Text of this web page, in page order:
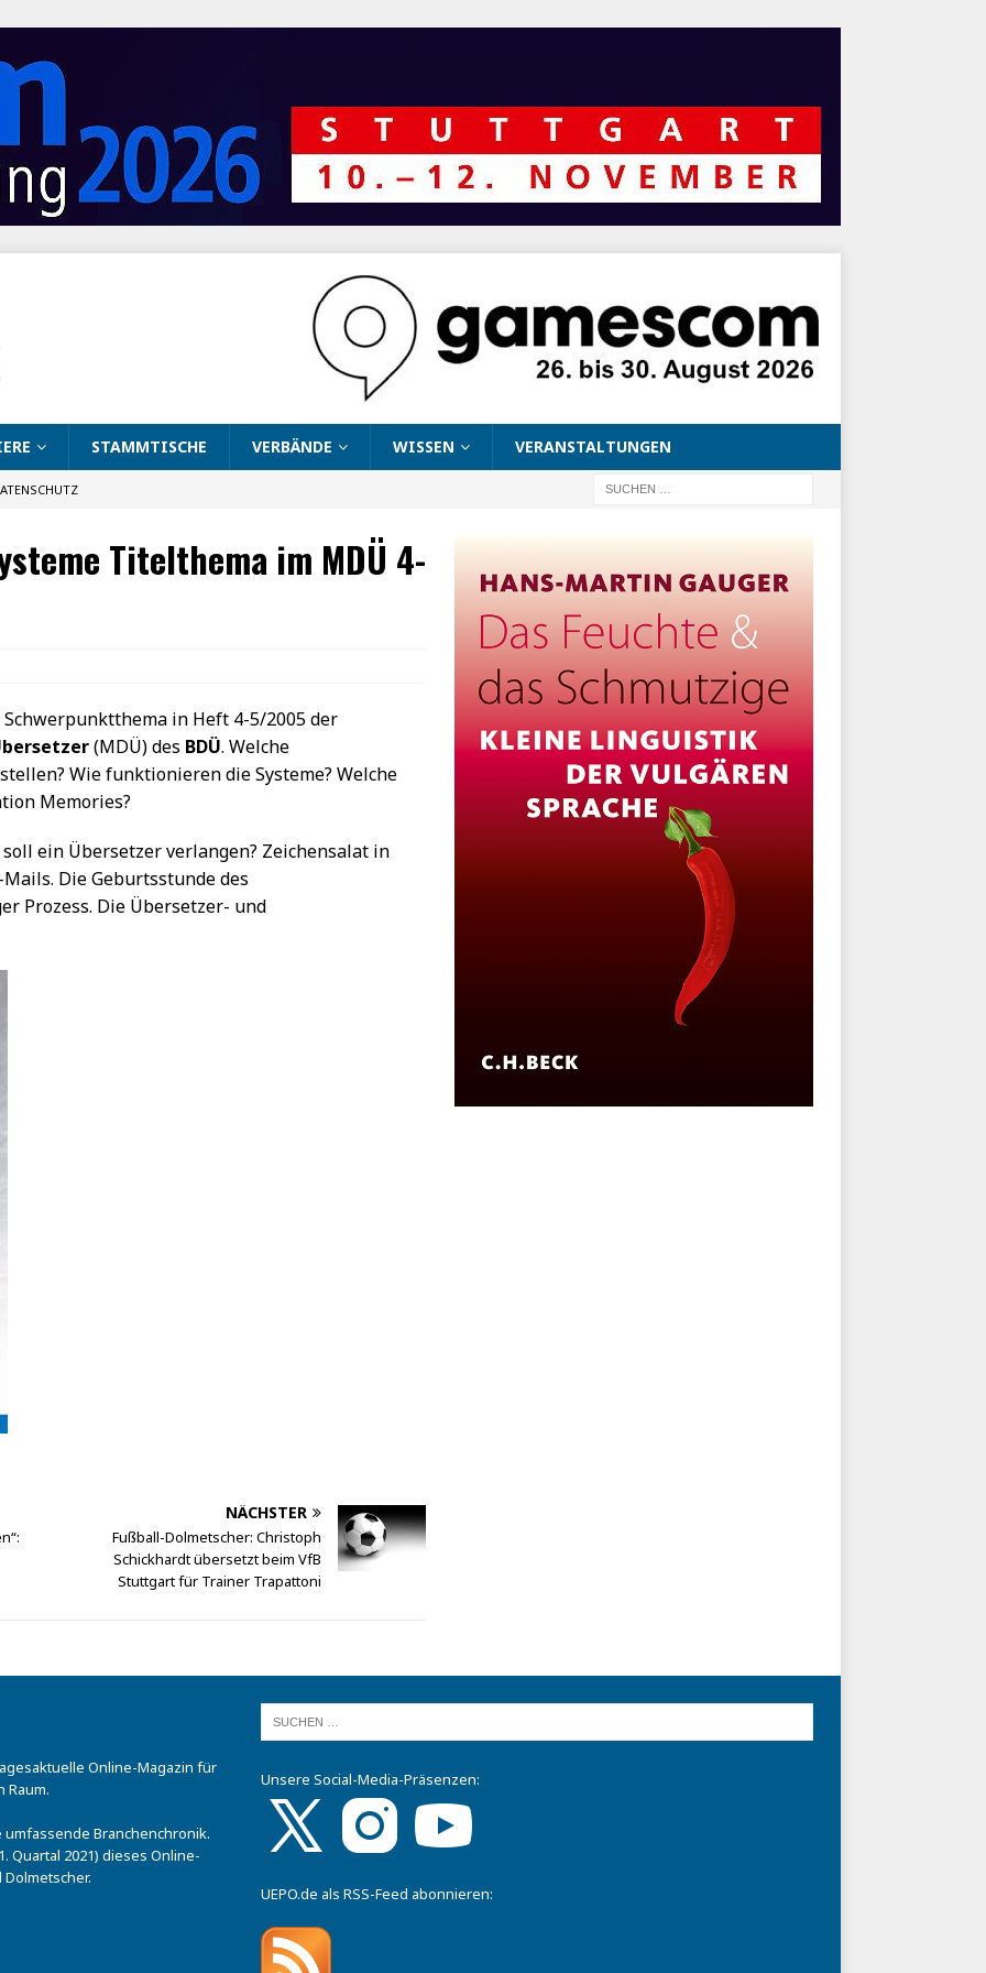
STAMMTISCHE VERBÄNDE WISSEN VERANSTALTUNGEN
Titelthema im MDÜ 4-
in Heft 4-5/2005 der
(MDÜ) des BDÜ. Welche
Wie funktionieren die Systeme? Welche
Memories?
ein Übersetzer verlangen? Zeichensalat in
Die Geburtsstunde des
Prozess. Die Übersetzer- und
NÄCHSTER
Fußball-Dolmetscher: Christoph
Schickhardt übersetzt beim VfB
Stuttgart für Trainer Trapattoni
Online-Magazin für
Raum.
Branchenchronik.
Quartal 2021) dieses Online-
Unsere Social-Media-Präsenzen:
UEPO.de als RSS-Feed abonnieren: